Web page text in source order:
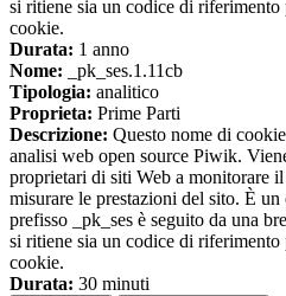
si ritiene sia un codice di
cookie.
Durata: 1 anno
Nome: _pk_ses.1.11cb
Tipologia: analitico
Proprieta: Prime Parti
Descrizione: Questo nome di
analisi web open source Piwik.
proprietari di siti Web a monitorare
misurare le prestazioni del sito. È
prefisso _pk_ses è seguito da una
si ritiene sia un codice di
cookie.
Durata: 30 minuti